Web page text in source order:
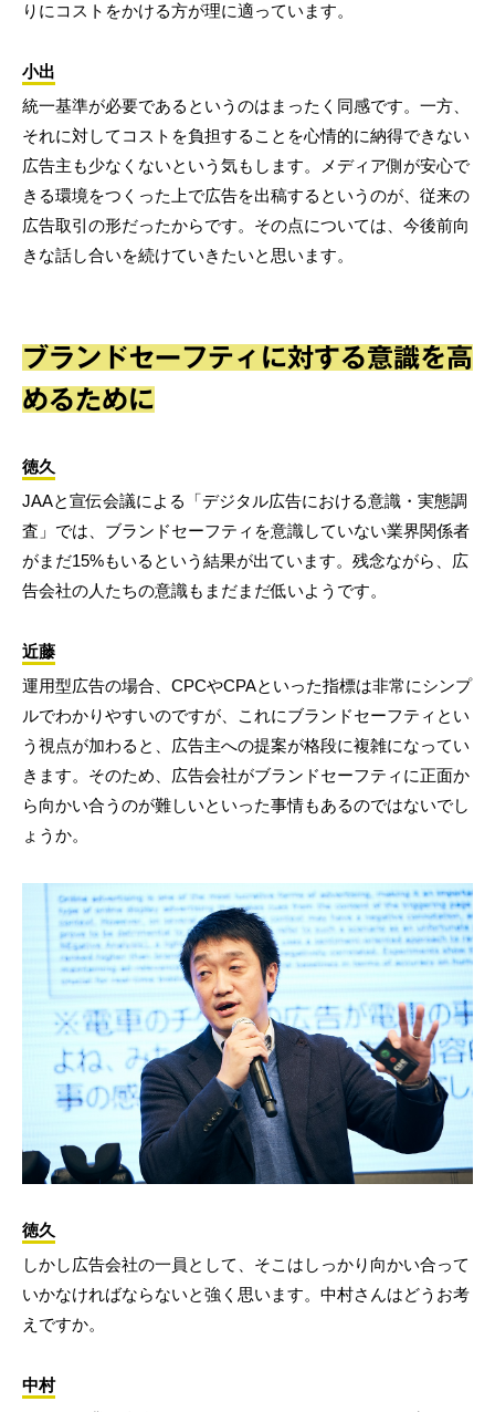
りにコストをかける方が理に適っています。
小出
統一基準が必要であるというのはまったく同感です。一方、
それに対してコストを負担することを心情的に納得できない
広告主も少なくないという気もします。メディア側が安心で
きる環境をつくった上で広告を出稿するというのが、従来の
広告取引の形だったからです。その点については、今後前向
きな話し合いを続けていきたいと思います。
ブランドセーフティに対する意識を高
めるために
徳久
JAAと宣伝会議による「デジタル広告における意識・実態調
査」では、ブランドセーフティを意識していない業界関係者
がまだ15%もいるという結果が出ています。残念ながら、広
告会社の人たちの意識もまだまだ低いようです。
近藤
運用型広告の場合、CPCやCPAといった指標は非常にシンプ
ルでわかりやすいのですが、これにブランドセーフティとい
う視点が加わると、広告主への提案が格段に複雑になってい
きます。そのため、広告会社がブランドセーフティに正面か
ら向かい合うのが難しいといった事情もあるのではないでし
ょうか。
徳久
しかし広告会社の一員として、そこはしっかり向かい合って
いかなければならないと強く思います。中村さんはどうお考
えですか。
中村